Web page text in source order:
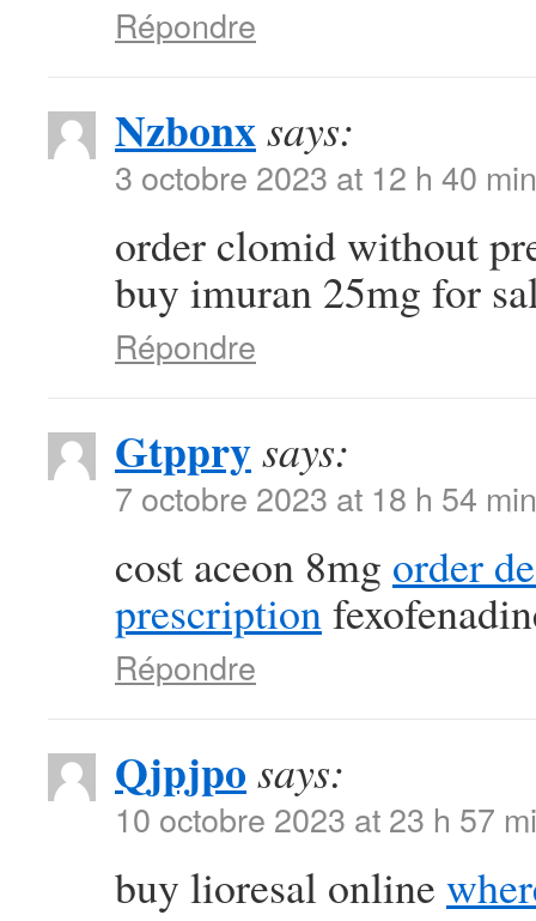
Répondre
Nzbonxsays:
3 octobre 2023 at 12 h 40 min
order clomid without
buy imuran 25mg for
Répondre
Gtpprysays:
7 octobre 2023 at 18 h 54 min
cost aceon 8mg order
prescription
Répondre
Qjpjpo says:
10 octobre 2023 at 23 h 57
buy lioresal online